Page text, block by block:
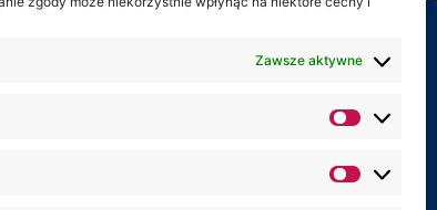
Zawsze aktywne